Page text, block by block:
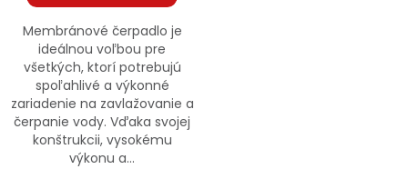
Membránové čerpadlo je
ideálnou voľbou pre
všetkých, ktorí potrebujú
spoľahlivé a výkonné
zariadenie na zavlažovanie a
čerpanie vody. Vďaka svojej
konštrukcii, vysokému
výkonu a...